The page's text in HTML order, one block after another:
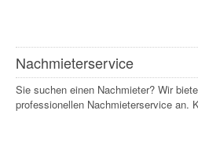
Nachmieterservice
Sie suchen einen Nachmieter? Wir
professionellen Nachmieterservice an.